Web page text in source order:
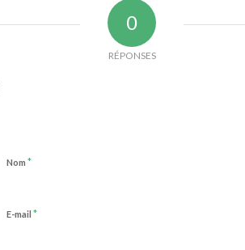
0
RÉPONSES
Nom *
E-mail *